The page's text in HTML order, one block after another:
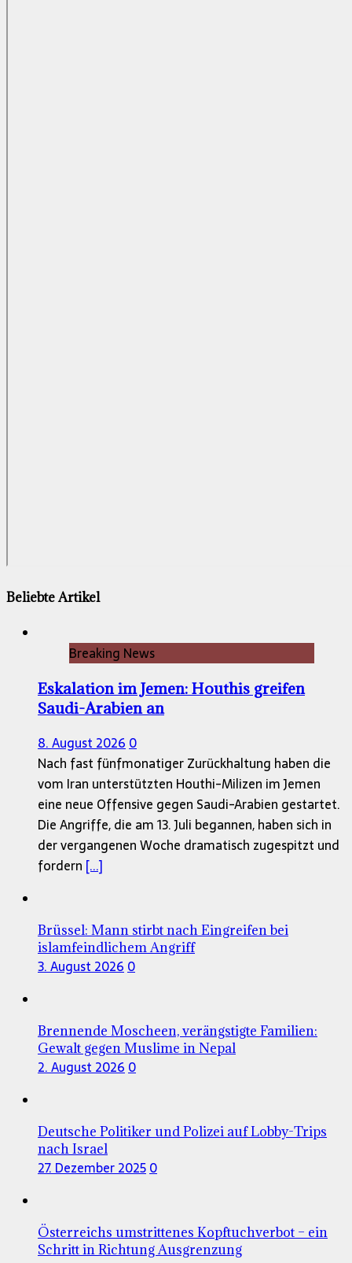
Beliebte Artikel
Breaking News
Eskalation im Jemen: Houthis greifen
Saudi-Arabien an
8. August 2026 0
Nach fast fünfmonatiger Zurückhaltung haben die
vom Iran unterstützten Houthi-Milizen im Jemen
eine neue Offensive gegen Saudi-Arabien gestartet.
Die Angriffe, die am 13. Juli begannen, haben sich in
der vergangenen Woche dramatisch zugespitzt und
fordern [...]
Brüssel: Mann stirbt nach Eingreifen bei
islamfeindlichem Angriff
3. August 2026 0
Brennende Moscheen, verängstigte Familien:
Gewalt gegen Muslime in Nepal
2. August 2026 0
Deutsche Politiker und Polizei auf Lobby-Trips
nach Israel
27. Dezember 20250
Österreichs umstrittenes Kopftuchverbot – ein
Schritt in Richtung Ausgrenzung